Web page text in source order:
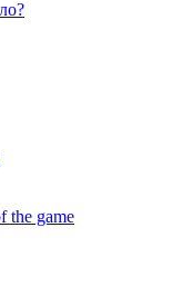
the game